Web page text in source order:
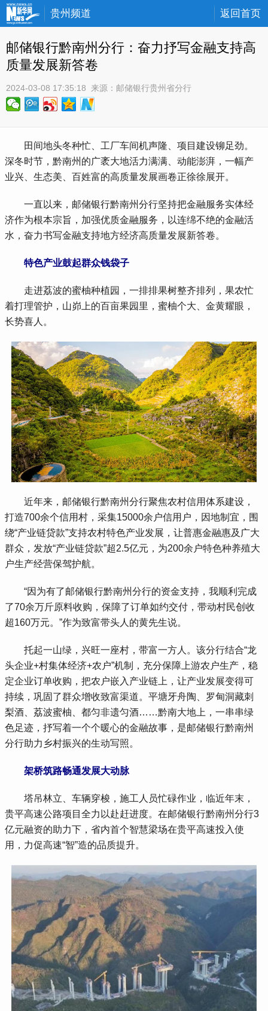
贵州频道 返回首页
邮储银行黔南州分行：奋力抒写金融支持高
质量发展新答卷
2024-03-08 17:35:18 来源： 邮储银行贵州省分行
田间地头冬种忙、工厂车间机声隆、项目建设铆足劲。
深冬时节，黔南州的广袤大地活力满满、动能澎湃，一幅产
业兴、生态美、百姓富的高质量发展画卷正徐徐展开。
一直以来，邮储银行黔南州分行坚持把金融服务实体经
济作为根本宗旨，加强优质金融服务，以连绵不绝的金融活
水，奋力书写金融支持地方经济高质量发展新答卷。
特色产业鼓起群众钱袋子
走进荔波的蜜柚种植园，一排排果树整齐排列，果农忙
着打理管护，山峁上的百亩果园里，蜜柚个大、金黄耀眼，
长势喜人。
近年来，邮储银行黔南州分行聚焦农村信用体系建设，
打造700余个信用村，采集15000余户信用户，因地制宜，围
绕“产业链贷款”支持农村特色产业发展，让普惠金融惠及广大
群众，发放“产业链贷款”超2.5亿元，为200余户特色种养殖大
户生产经营保驾护航。
“因为有了邮储银行黔南州分行的资金支持，我顺利完成
了70余万斤原料收购，保障了订单如约交付，带动村民创收
超160万元。”作为致富带头人的黄先生说。
托起一山绿，兴旺一座村，带富一方人。该分行结合“龙
头企业+村集体经济+农户”机制，充分保障上游农户生产，稳
定企业订单收购，把农户嵌入产业链上，让产业发展变得可
持续，巩固了群众增收致富渠道。平塘牙舟陶、罗甸洞藏刺
梨酒、荔波蜜柚、都匀非遗匀酒……黔南大地上，一串串绿
色足迹，抒写着一个个暖心的金融故事，是邮储银行黔南州
分行助力乡村振兴的生动写照。
架桥筑路畅通发展大动脉
塔吊林立、车辆穿梭，施工人员忙碌作业，临近年末，
贵平高速公路项目全力以赴赶进度。在邮储银行黔南州分行3
亿元融资的助力下，省内首个智慧梁场在贵平高速投入使
用，力促高速“智”造的品质提升。